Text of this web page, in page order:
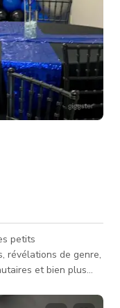
petits
révélations de genre,
et bien plus